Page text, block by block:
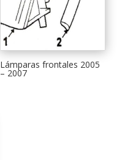
Lámparas frontales 2005
– 2007